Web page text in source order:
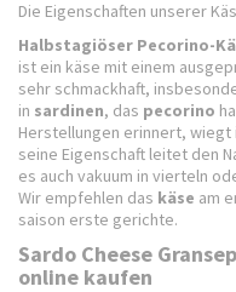
Die Eigenschaften unserer
Halbstagiöser Pecorino-
ist ein käse mit einem
sehr schmackhaft,
in sardinen, das pecorino
Herstellungen erinnert, wiegt
seine Eigenschaft leitet den
es auch vakuum in vierteln
Wir empfehlen das käse am
saison erste gerichte.
Sardo Cheese
online kaufen